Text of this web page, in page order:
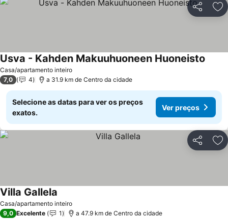
Partilhar
Casa/apartamento inteiro
Usva - Kahden Makuuhuoneen Huoneisto
7,0 4 a 31.9 km de Centro da cidade
Selecione as datas para ver os preços
exatos.
Ver preços
Partilhar
Casa/apartamento inteiro
Villa Gallela
9,0 Excelente 1 a 47.9 km de Centro da cidade